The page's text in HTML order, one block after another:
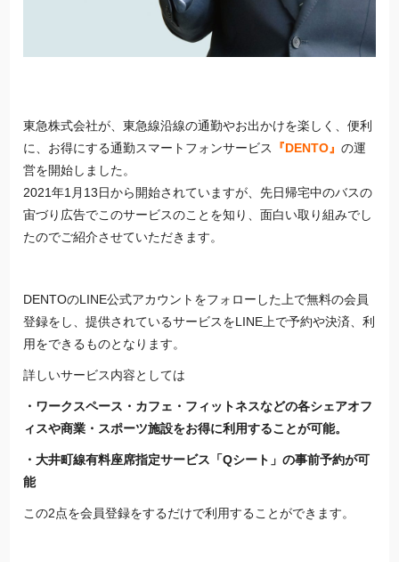
東急株式会社が、東急線沿線の通勤やお出かけを楽しく、便利
に、お得にする通勤スマートフォンサービス
『DENTO』の運
営を開始しました。
2021年1月13日から開始されていますが、先日帰宅中のバスの
宙づり広告でこのサービスのことを知り、面白い取り組みでし
たのでご紹介させていただきます。
DENTOのLINE公式アカウントをフォローした上で無料の会員
登録をし、提供されているサービスをLINE上で予約や決済、利
用をできるものとなります。
詳しいサービス内容としては
・ワークスペース・カフェ・フィットネスなどの各シェアオフ
ィスや商業・スポーツ施設をお得に利用することが可能。
・大井町線有料座席指定サービス「Qシート」の事前予約が可
能
この2点を会員登録をするだけで利用することができます。